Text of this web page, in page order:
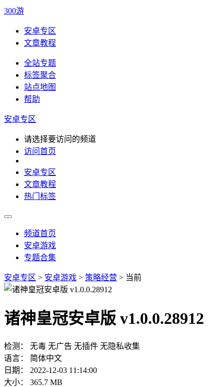
300游
安卓专区
文章教程
全站专题
标签聚合
站点地图
帮助
安卓专区
请选择要访问的频道
访问首页
安卓专区
文章教程
热门标签
频道首页
安卓游戏
专题合集
安卓专区 > 安卓游戏 > 策略经营 > 当前
诸神皇冠安卓版 v1.0.0.28912
检测： 无毒 无广告 无插件 无隐私收集
语言：
简体中文
日期：
2022-12-03 11:14:00
大小：
365.7 MB